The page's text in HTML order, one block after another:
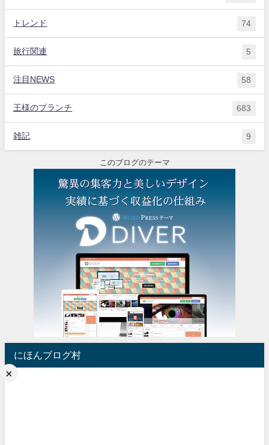
トレンド 74
旅行関連 5
注目NEWS 58
王様のブランチ 683
雑記 9
このブログのテーマ
にほんブログ村
×